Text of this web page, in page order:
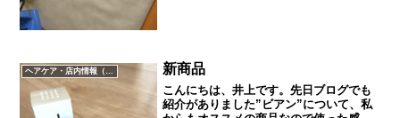
ヘアケア・店内情報（キャンペーン以外）など 新商品
こんにちは、井上です。先日ブログでも
紹介がありました”ビアン”について、私